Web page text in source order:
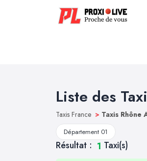
Liste des
Taxis France > Taxis Rhône
Département 01
Résultat : 1 Taxi(s)